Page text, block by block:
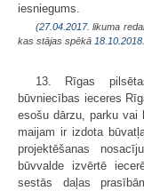
iesniegums.
(27.04.2017. likuma
kas stājas spēkā 18.10.2018.
13. Rīgas
būvniecības ieceres
esošu dārzu, parku vai
maijam ir izdota
projektēšanas
būvvalde izvērtē
sestās daļas